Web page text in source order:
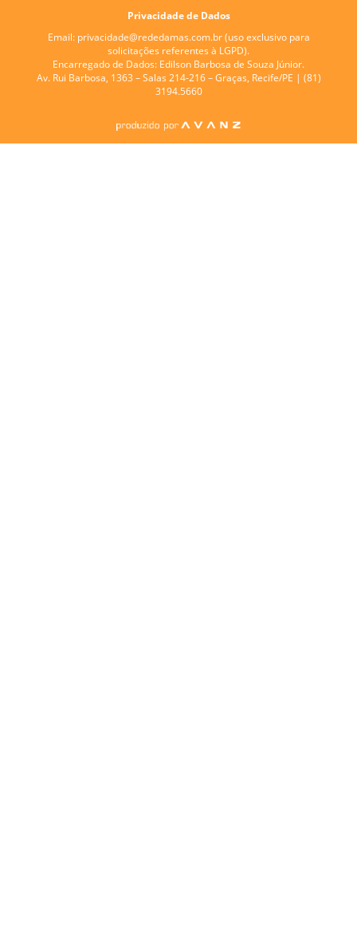
Privacidade de Dados
Email: privacidade@rededamas.com.br(uso exclusivo para
solicitações referentes à LGPD).
Encarregado de Dados: Edilson Barbosa de Souza Júnior.
Av. Rui Barbosa, 1363 – Salas 214-216 – Graças, Recife/PE | (81)
3194.5660